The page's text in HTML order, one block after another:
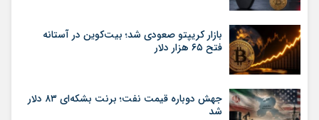
بازار کریپتو صعودی شد؛ بیت‌کوین در آستانه
فتح ۶۵ هزار دلار
جهش دوباره قیمت نفت؛ برنت بشکه‌ای ۸۳ دلار
شد